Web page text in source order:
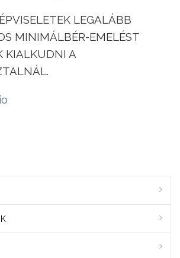
LEGALÁBB
MINIMÁLBÉR-EMELÉST
KIALKUDNI A